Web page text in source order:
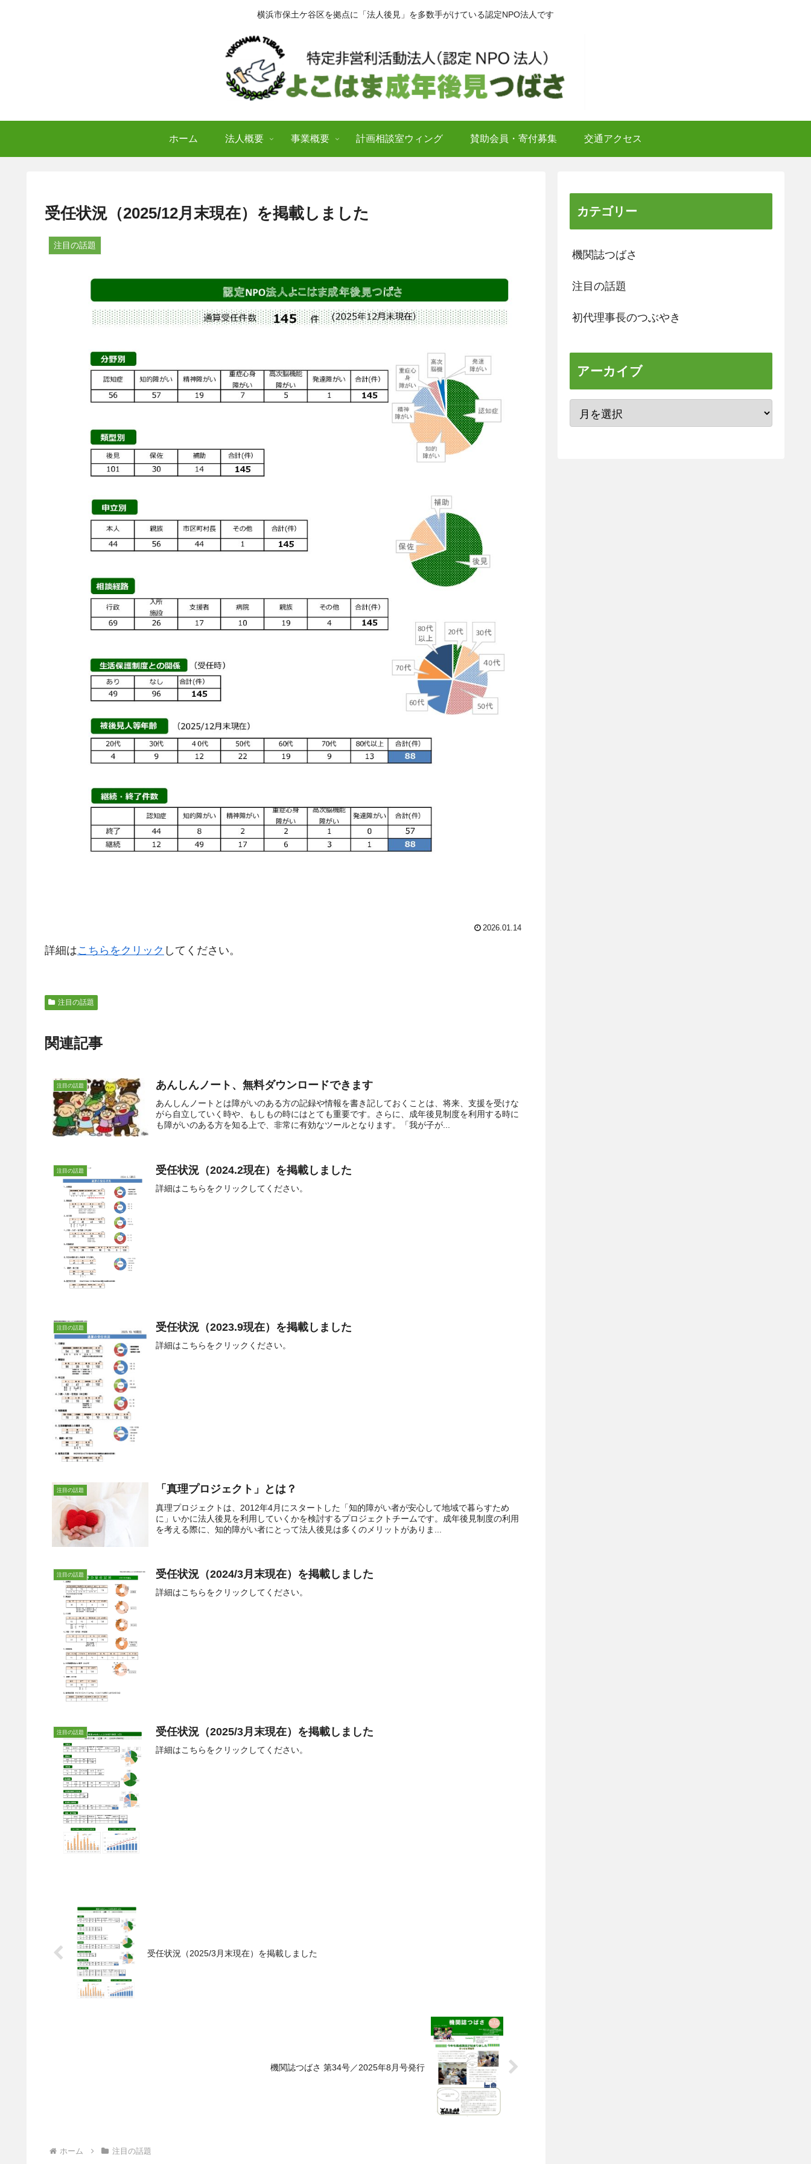
横浜市保土ケ谷区を拠点に「法人後見」を多数手がけている認定NPO法人です
ホーム 法人概要 事業概要 計画相談室ウィング 賛助会員・寄付募集 交通アクセス
受任状況（2025/12月末現在）を掲載しました
注目の話題
2026.01.14
詳細はこちらをクリック してください。
注目の話題
関連記事
注目の話題 あんしんノート、無料ダウンロードできます
あんしんノートとは障がいのある方の記録や情報を書き記しておくことは、将来、支援を受けな
がら自立していく時や、もしもの時にはとても重要です。さらに、成年後見制度を利用する時に
も障がいのある方を知る上で、非常に有効なツールとなります。「我が子が...
注目の話題 受任状況（2024.2現在）を掲載しました
詳細はこちらをクリックしてください。
注目の話題 受任状況（2023.9現在）を掲載しました
詳細はこちらをクリックください。
注目の話題 「真理プロジェクト」とは？
真理プロジェクトは、2012年4月にスタートした「知的障がい者が安心して地域で暮らすため
に」いかに法人後見を利用していくかを検討するプロジェクトチームです。成年後見制度の利用
を考える際に、知的障がい者にとって法人後見は多くのメリットがありま...
注目の話題 受任状況（2024/3月末現在）を掲載しました
詳細はこちらをクリックしてください。
注目の話題 受任状況（2025/3月末現在）を掲載しました
詳細はこちらをクリックしてください。
受任状況（2025/3月末現在）を掲載しました
機関誌つばさ 第34号／2025年8月号発行
ホーム 注目の話題
カテゴリー
機関誌つばさ
注目の話題
初代理事長のつぶやき
アーカイブ